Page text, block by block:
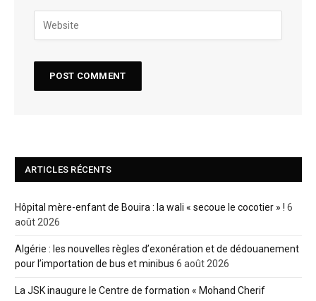
ARTICLES RÉCENTS
Hôpital mère-enfant de Bouira : la wali « secoue le cocotier » ! 6
août 2026
Algérie : les nouvelles règles d’exonération et de dédouanement
pour l’importation de bus et minibus 6 août 2026
La JSK inaugure le Centre de formation « Mohand Cherif